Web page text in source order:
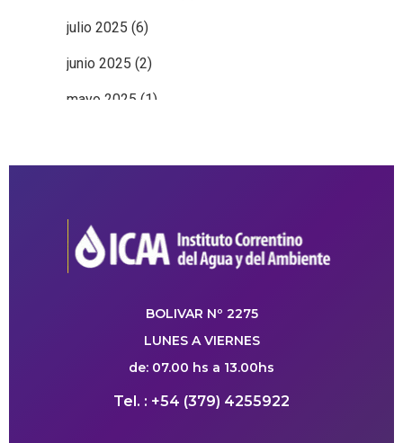
julio 2025 (6)
junio 2025 (2)
mayo 2025 (1)
BOLIVAR Nº 2275
LUNES A VIERNES
de: 07.00 hs a 13.00hs
Tel. : +54 (379) 4255922